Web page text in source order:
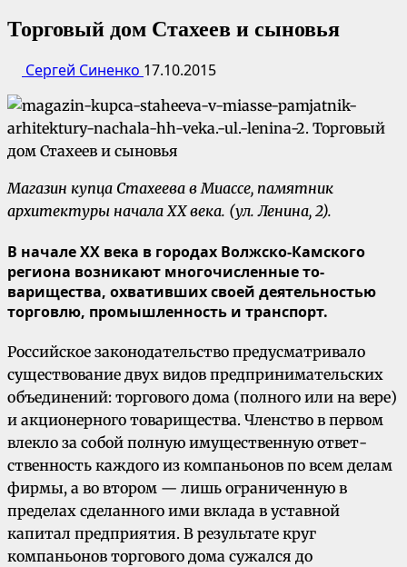
Торговый дом Стахеев и сыновья
Сергей Синенко 17.10.2015
Магазин купца Стахеева в Миассе, памятник
архитектуры начала ХХ века. (ул. Ленина, 2).
В начале XX века в городах Волжско-Камского
региона возникают многочисленные то­
варищества, охвативших своей деятельностью
торговлю, промыш­ленность и транспорт.
Российское законодательст­во предусматривало
существование двух видов предпринима­тельских
объедине­ний: торгового дома (полного или на вере)
и акционерного товарищества. Членство в первом
влекло за собой полную имущественную ответ­
ственность каждого из компаньонов по всем де­лам
фирмы, а во втором — лишь ограниченную в
пределах сделанного ими вклада в уставной
капитал предприятия. В результате круг
компаньонов торгового дома сужался до